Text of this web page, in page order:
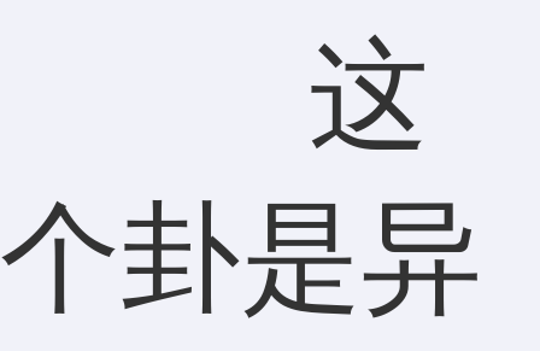
这
个卦是异